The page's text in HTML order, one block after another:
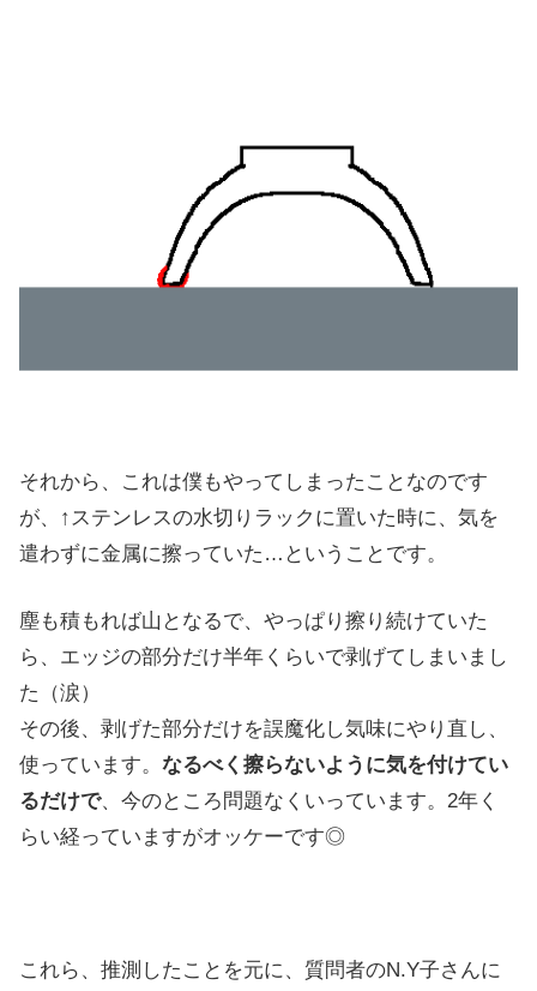
それから、これは僕もやってしまったことなのです
が、↑ステンレスの水切りラックに置いた時に、気を
遣わずに金属に擦っていた…ということです。
塵も積もれば山となるで、やっぱり擦り続けていた
ら、エッジの部分だけ半年くらいで剥げてしまいまし
た（涙）
その後、剥げた部分だけを誤魔化し気味にやり直し、
使っています。 なるべく擦らないように気を付けてい
るだけで、今のところ問題なくいっています。2年く
らい経っていますがオッケーです◎
これら、推測したことを元に、質問者のN.Y子さんに